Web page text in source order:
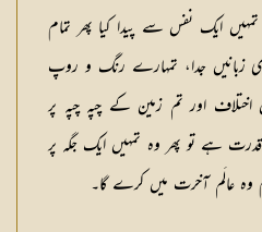
ایك نفس سے پیدا كیا پھر تمام
زبانیں جدا، تمہارے رنگ و روپ
اختلاف اور تم زمین كے چپہ چپہ پر
ہے تو پھر وہ تمہیں ایك جگہ پر
وہ عالَم آخرت میں كرے گا۔